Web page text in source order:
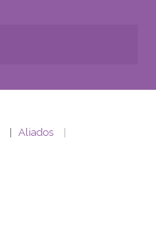
Aliados